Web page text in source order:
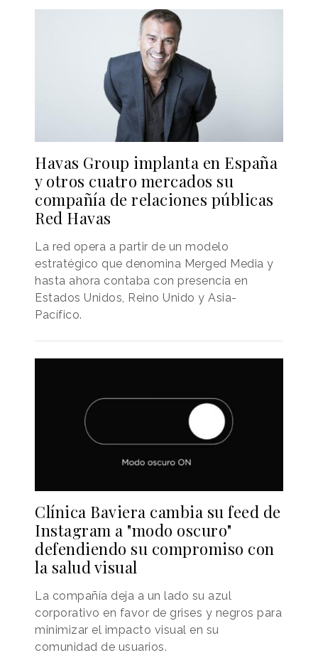
Havas Group implanta en España
y otros cuatro mercados su
compañía de relaciones públicas
Red Havas
La red opera a partir de un modelo
estratégico que denomina Merged Media y
hasta ahora contaba con presencia en
Estados Unidos, Reino Unido y Asia-
Pacífico.
Clínica Baviera cambia su feed de
Instagram a "modo oscuro"
defendiendo su compromiso con
la salud visual
La compañía deja a un lado su azul
corporativo en favor de grises y negros para
minimizar el impacto visual en su
comunidad de usuarios.